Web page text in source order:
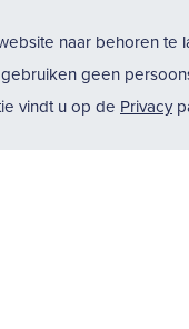
naar behoren te
geen
vindt u op de Privacy